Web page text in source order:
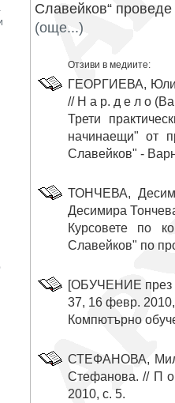
Славейков“ проведе
(още...)
Отзиви в медиите:
ГЕОРГИЕВА,
// Н а р. д е л о
Трети
начинаещи" от
Славейков" -
ТОНЧЕВА,
Десимира
Курсовете по
Славейков" по
[ОБУЧЕНИЕ през
37, 16 февр.
Компютърно
СТЕФАНОВА,
Стефанова. // П
2010, с. 5.